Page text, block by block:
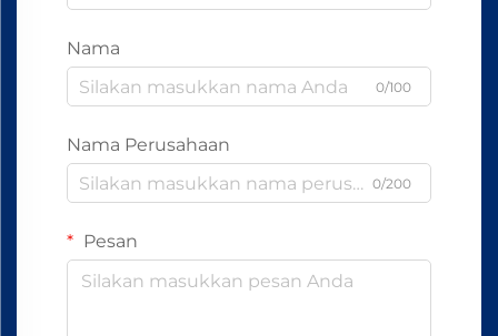
Nama
0/100
Nama Perusahaan
0/200
Pesan